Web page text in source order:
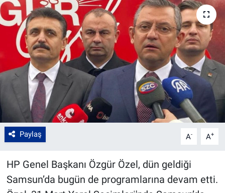
Paylaş A- A+
HP Genel Başkanı Özgür Özel, dün geldiği
Samsun’da bugün de programlarına devam etti.